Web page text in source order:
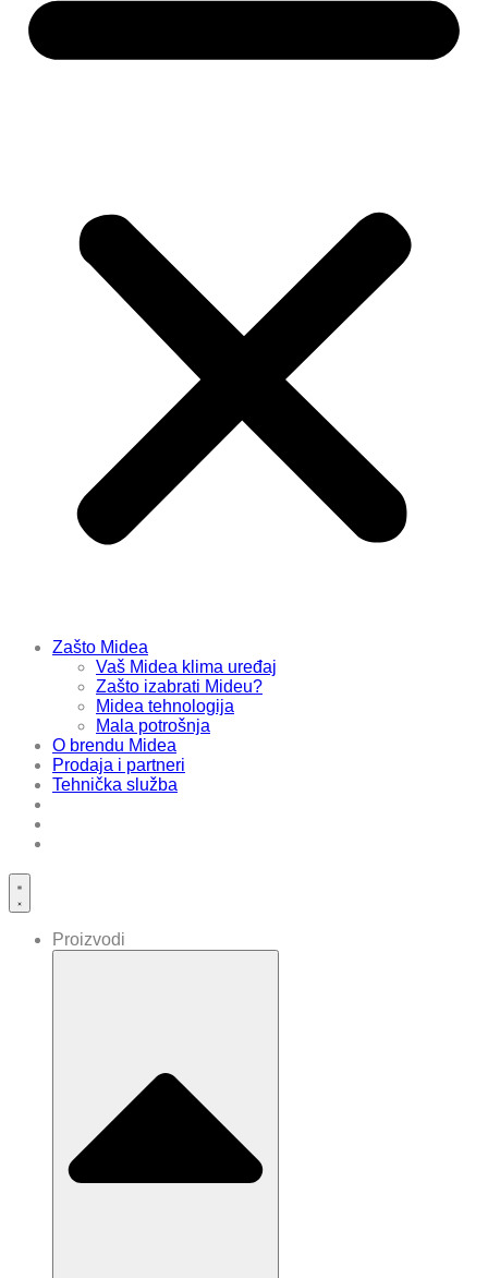
Zašto Midea
Vaš Midea klima uređaj
Zašto izabrati Mideu?
Midea tehnologija
Mala potrošnja
O brendu Midea
Prodaja i partneri
Tehnička služba
Proizvodi